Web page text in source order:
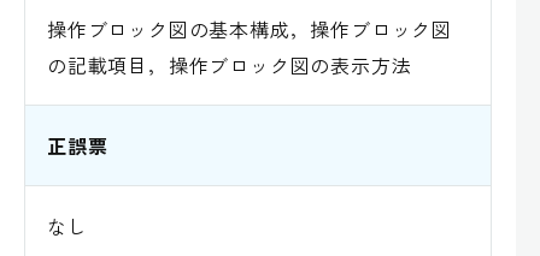
操作ブロック図の基本構成，操作ブロック図
の記載項目，操作ブロック図の表示方法
正誤票
なし